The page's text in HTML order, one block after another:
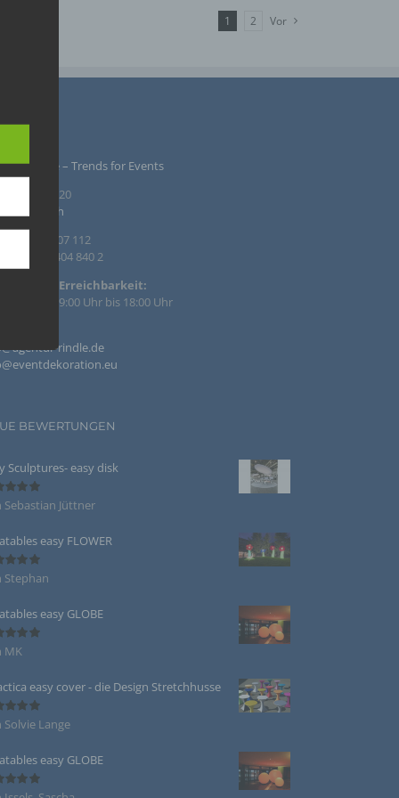
1 2 Vor
Rindle – Trends for Events
20
Tornesch
+49 4122 407 112
+49 4122 404 840 2
Erreichbarkeit:
– Fr. von 09:00 Uhr bis 18:00 Uhr
rindle.de
BEWERTUNGEN
Sculptures- easy disk
Sebastian Jüttner
easy FLOWER
von 5
Stephan
easy GLOBE
MK
easy cover - die Design Stretchhusse
Solvie Lange
easy GLOBE
als
oder
Als